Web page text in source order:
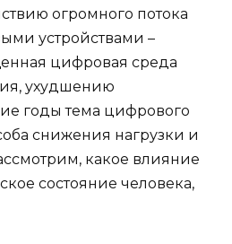
огромного потока
устройствами –
цифровая среда
ухудшению
годы тема цифрового
снижения нагрузки и
какое влияние
состояние человека,